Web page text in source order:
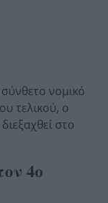
νομικό
τελικού, ο
στο
4ο